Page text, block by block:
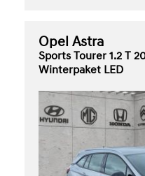
Opel Astra
Sports Tourer 1.2 T
Winterpaket LED